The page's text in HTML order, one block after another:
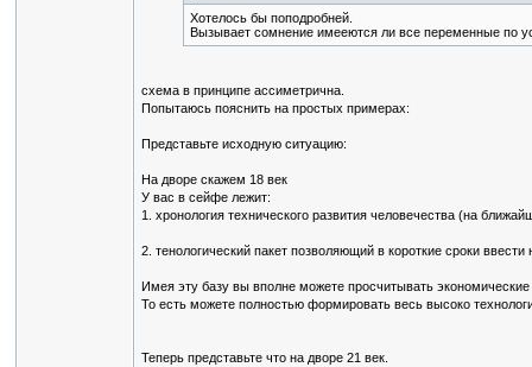
Хотелось бы поподробней.
Вызывает сомнение имееются ли все переменные по
схема в принципе ассиметрична.
Попытаюсь пояснить на простых примерах:
Представьте исходную ситуацию:
На дворе скажем 18 век
У вас в сейфе лежит:
1. хронология технического развития человечества (на
2. тенологический пакет позволяющий в короткие сроки
Имея эту базу вы вполне можете просчитывать
То есть можете полностью формировать весь высоко
Теперь представьте что на дворе 21 век.